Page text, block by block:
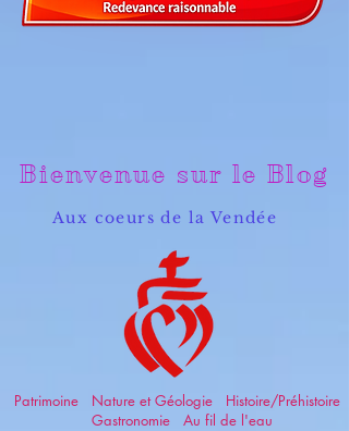
Bienvenue sur le Blog
Aux coeurs de la Vendée
Patrimoine Nature et Géologie Histoire/Préhistoire
Gastronomie Au fil de l'eau